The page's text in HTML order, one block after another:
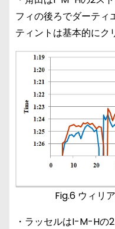
フィの後ろでダーティ
ティントは基本的にク
Fig.6 ウィリ
・ラッセルはI-M-Hの